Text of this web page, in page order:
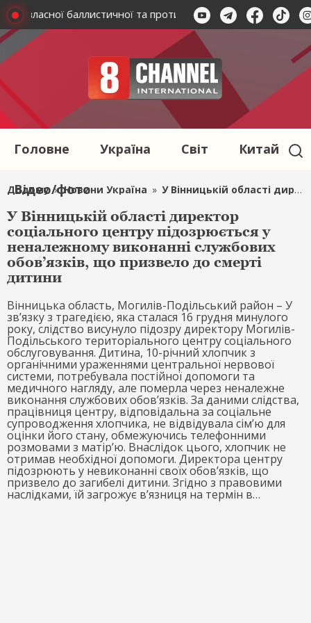
власної баллистичної та протибалістичної системи до
Головне Україна Світ Китай
Відео/фото
Додому » Новини Україна » У Вінницькій області директор соціального центру підозрюється у неналежному виконанні службових обов’язків, що призвело до смерті дитини
У Вінницькій області директор
соціального центру підозрюється у
неналежному виконанні службових
обов’язків, що призвело до смерті
дитини
Вінницька область, Могилів-Подільський район – У
зв’язку з трагедією, яка сталася 16 грудня минулого
року, слідство висунуло підозру директору Могилів-
Подільського територіального центру соціального
обслуговування. Дитина, 10-річний хлопчик з
органічними ураженнями центральної нервової
системи, потребувала постійної допомоги та
медичного нагляду, але померла через неналежне
виконання службових обов’язків. За даними слідства,
працівниця центру, відповідальна за соціальне
супроводження хлопчика, не відвідувала сім’ю для
оцінки його стану, обмежуючись телефонними
розмовами з матір’ю. Внаслідок цього, хлопчик не
отримав необхідної допомоги. Директора центру
підозрюють у невиконанні своїх обов’язків, що
призвело до загибелі дитини. Згідно з правовими
наслідками, їй загрожує в’язниця на термін в…